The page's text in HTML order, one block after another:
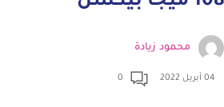
محمود زيادة
04 أبريل 2022 0